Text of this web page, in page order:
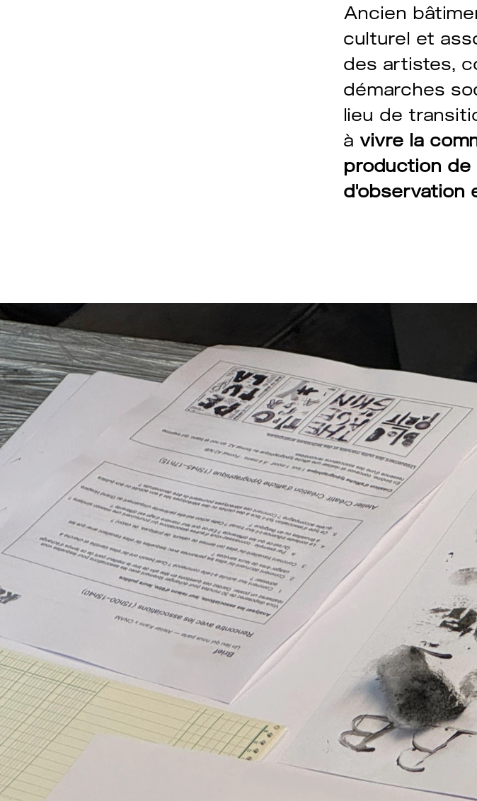
Ancien
culturel et
des artistes,
démarches
lieu de
àvivre la
production de
d'observation